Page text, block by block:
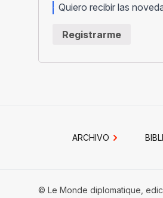
Quiero recibir las
Registrarme
ARCHIVO
© Le Monde diplomatique,